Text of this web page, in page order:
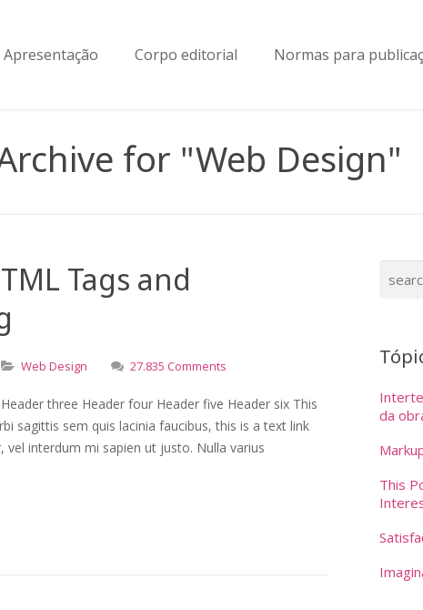
Apresentação Corpo editorial Normas para
for "Web Design"
Tags and
Web Design 27.835 Comments
three Header four Header five Header six This
sagittis sem quis lacinia faucibus, this is a text link
vel interdum mi sapien ut justo. Nulla varius
da
This